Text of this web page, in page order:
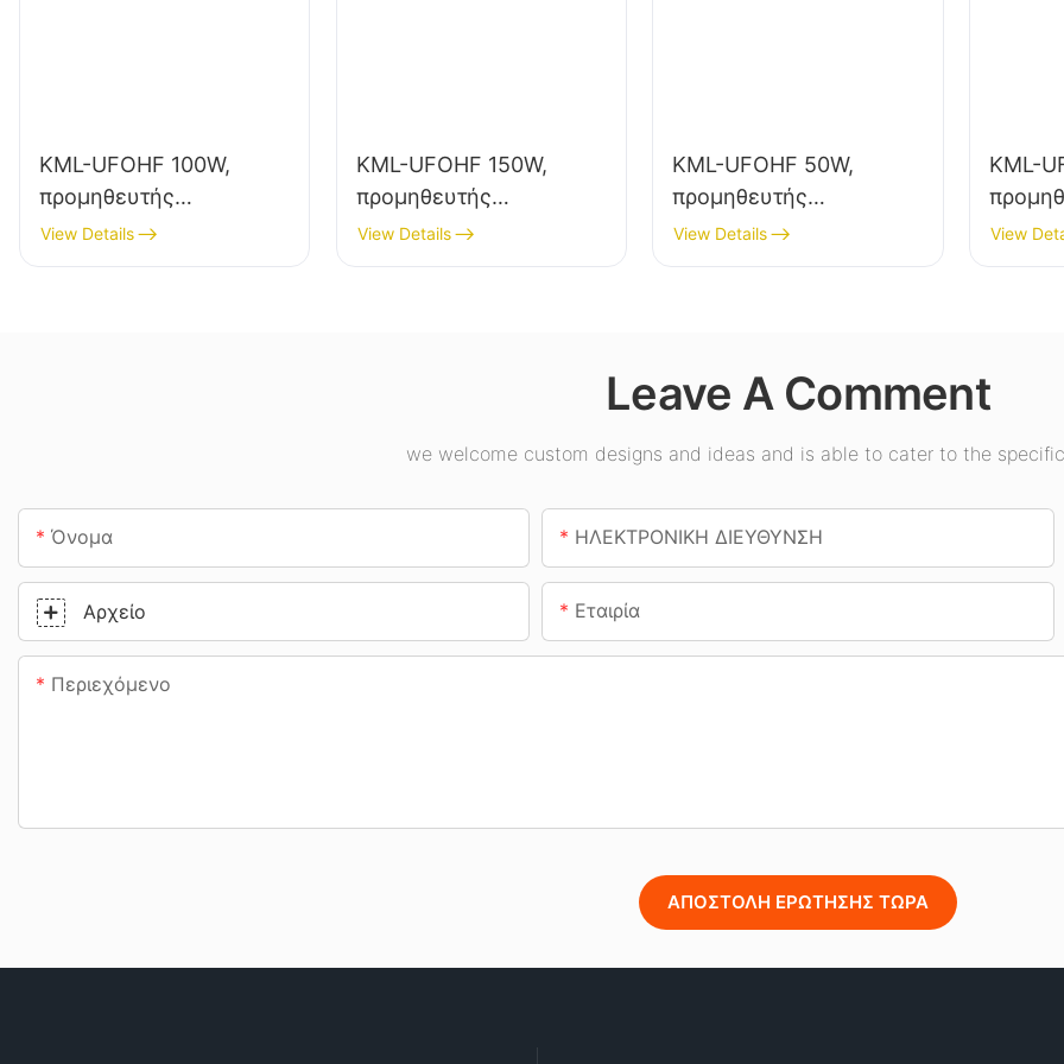
KML-UFOHF 100W,
προμηθευτής
φωτιστικών LED
υψηλής ποιότητας για
View Details
KML-UFOHF 150W,
προμηθευτής
φωτιστικών LED
υψηλής ευκρίνειας για
View Details
KML-UFOHF 50W,
προμηθευτής
φωτιστικών LED
υψηλής ευκρίνειας για
εφαρμογές εσωτερικού
View Details
KML-
View
Leave A Comment
we welcome custom designs and ideas and is able to cater to the
Όνομα ΗΛΕΚΤΡΟΝΙΚΗ ΔΙΕΥΘΥΝΣΗ
Αρχείο Εταιρία
Περιεχόμενο
ΑΠΟΣΤΟΛΉ ΕΡΏΤΗΣΗΣ ΤΏΡΑ